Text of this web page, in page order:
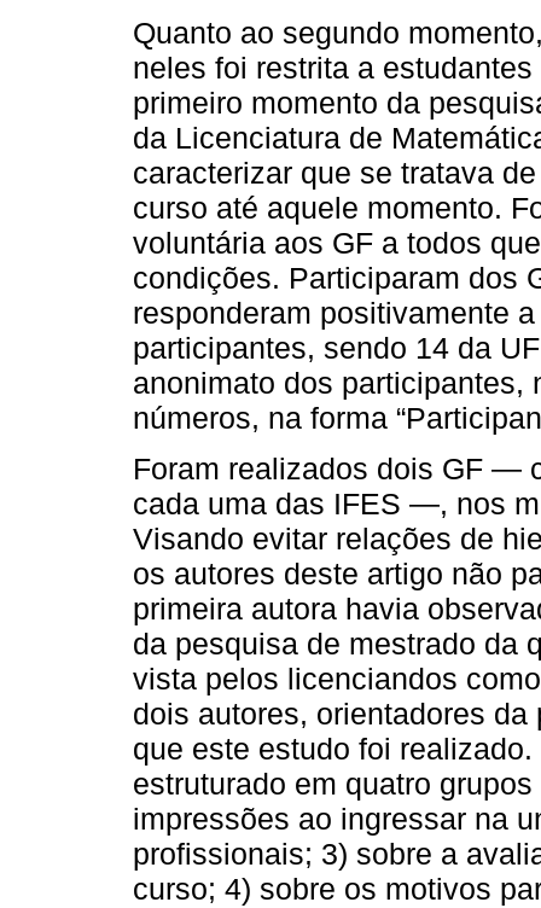
Quanto ao segundo
neles foi restrita a
primeiro momento da
da Licenciatura de
caracterizar que se tratava
curso até aquele momento.
voluntária aos GF a todos
condições. Participaram dos
responderam positivamente
participantes, sendo 14 da
anonimato dos participantes,
números, na forma
Foram realizados dois GF —
cada uma das IFES —, nos
Visando evitar relações de
os autores deste artigo não
primeira autora havia
da pesquisa de mestrado da
vista pelos licenciandos
dois autores, orientadores
que este estudo foi
estruturado em quatro
impressões ao ingressar na
profissionais; 3) sobre a
curso; 4) sobre os motivos